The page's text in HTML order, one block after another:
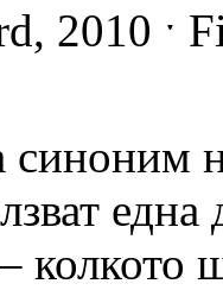
2010 ˑ
синоним
колкото